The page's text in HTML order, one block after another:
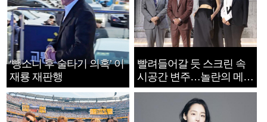
‘뺑소니 후 술타기 의혹’ 이
재룡 재판행
빨려들어갈 듯 스크린 속
시공간 변주…놀란의 메시
지는 ‘전쟁 속죄’